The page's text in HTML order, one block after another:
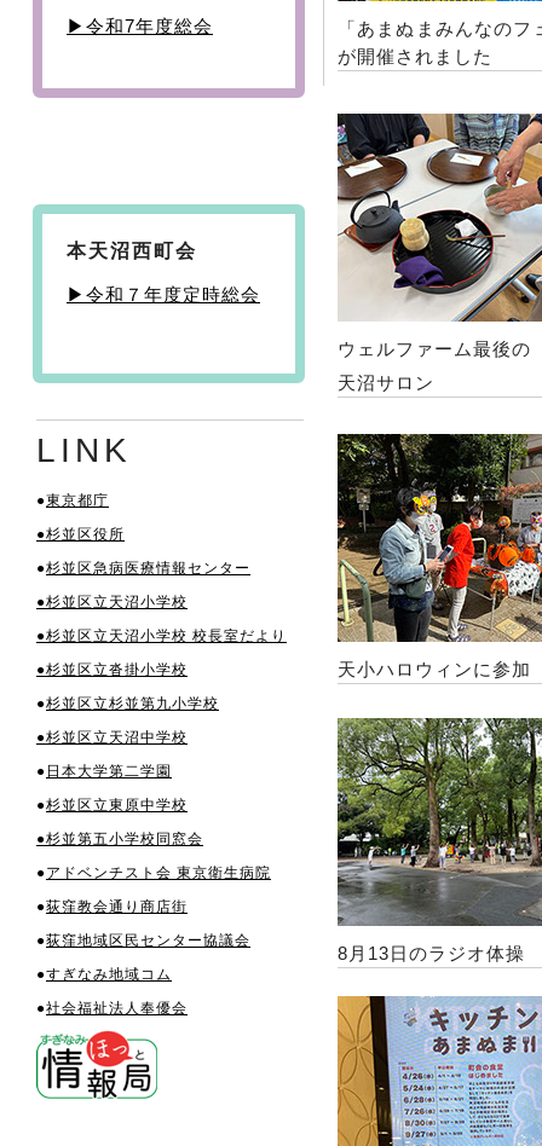
▶令和7年度総会
本天沼西町会
▶令和７年度定時総会
LINK
●東京都庁
●杉並区役所
●杉並区急病医療情報センター
●杉並区立天沼小学校
●杉並区立天沼小学校 校長室だより
●杉並区立沓掛小学校
●杉並区立杉並第九小学校
●杉並区立天沼中学校
● 日本大学第二学園
●杉並区立東原中学校
●杉並第五小学校同窓会
●アドベンチスト会 東京衛生病院
●荻窪教会通り商店街
●荻窪地域区民センター協議会
●すぎなみ地域コム
●社会福祉法人奉優会
「あまぬまみんなのフ
が開催されました
ウェルファーム最後の
天沼サロン
天小ハロウィンに参加
8月13日のラジオ体操